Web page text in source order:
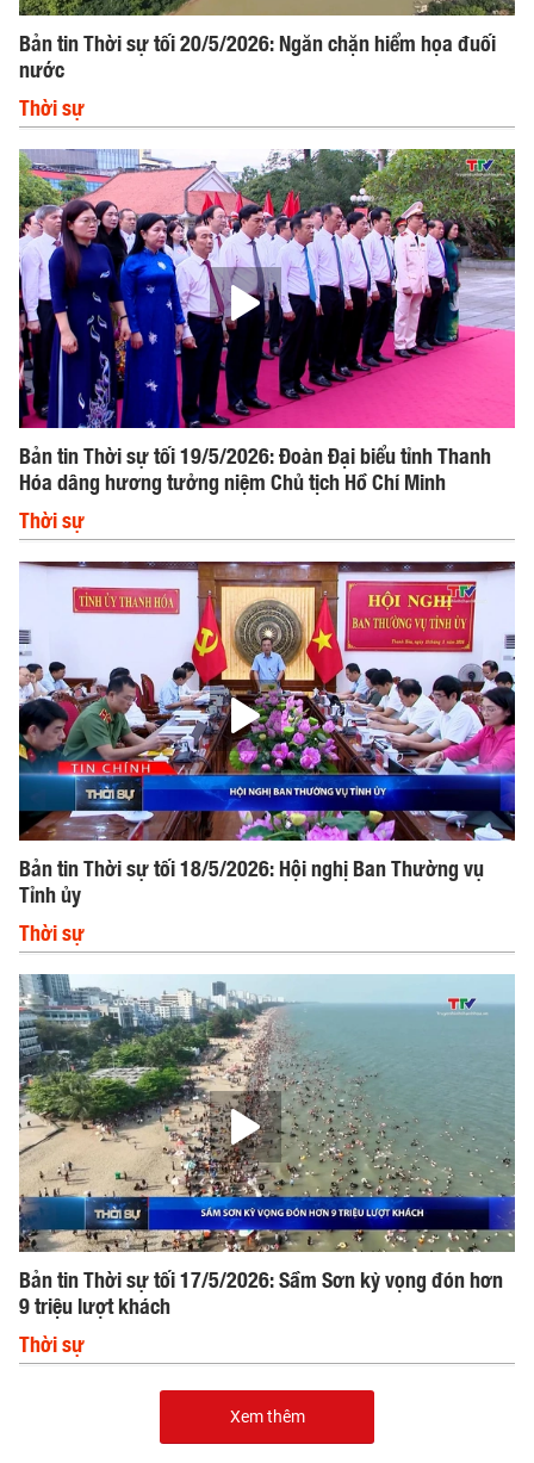
Bản tin Thời sự tối 20/5/2026: Ngăn chặn hiểm họa đuối
nước
Thời sự
Bản tin Thời sự tối 19/5/2026: Đoàn Đại biểu tỉnh Thanh
Hóa dâng hương tưởng niệm Chủ tịch Hồ Chí Minh
Thời sự
Bản tin Thời sự tối 18/5/2026: Hội nghị Ban Thường vụ
Tỉnh ủy
Thời sự
Bản tin Thời sự tối 17/5/2026: Sầm Sơn kỳ vọng đón hơn
9 triệu lượt khách
Thời sự
Xem thêm